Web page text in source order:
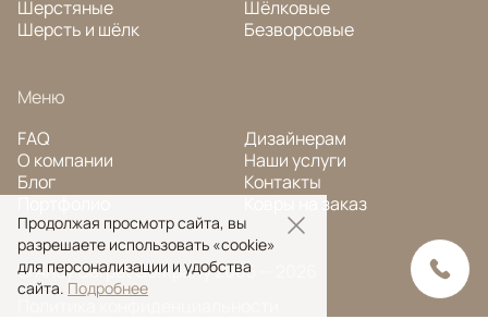
Шерстяные
Шерсть и шёлк
Шёлковые
Безворсовые
Меню
FAQ
О компании
Блог
Дизайнерам
Наши услуги
Контакты
Ковры на заказ
© Ansy Carpet Company 2005 — 2026
Политика конфиденциальности
Продолжая просмотр сайта, вы
разрешаете использовать «cookie»
для персонализации и удобства
сайта. Подробнее